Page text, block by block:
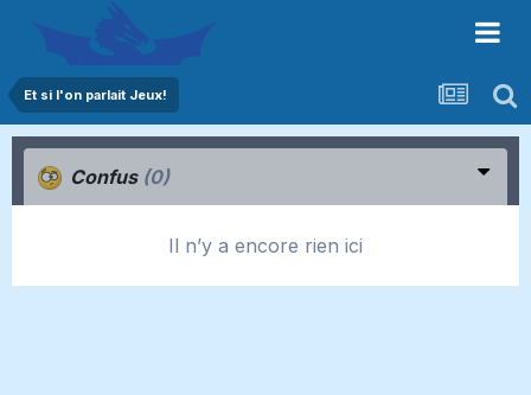
Et si l'on parlait Jeux!
Confus (0)
Il n’y a encore rien ici